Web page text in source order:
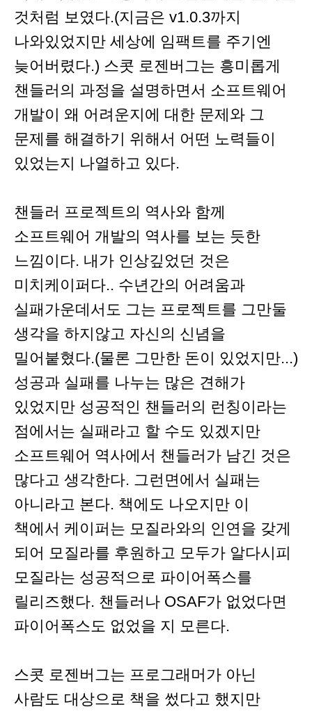
것처럼 보였다.(지금은 v1.0.3까지
나와있었지만 세상에 임팩트를 주기엔
늦어버렸다.) 스콧 로젠버그는 흥미롭게
챈들러의 과정을 설명하면서 소프트웨어
개발이 왜 어려운지에 대한 문제와 그
문제를 해결하기 위해서 어떤 노력들이
있었는지 나열하고 있다.
챈들러 프로젝트의 역사와 함께
소프트웨어 개발의 역사를 보는 듯한
느낌이다. 내가 인상깊었던 것은
미치케이퍼다.. 수년간의 어려움과
실패가운데서도 그는 프로젝트를 그만둘
생각을 하지않고 자신의 신념을
밀어붙혔다.(물론 그만한 돈이 있었지만...)
성공과 실패를 나누는 많은 견해가
있었지만 성공적인 챈들러의 런칭이라는
점에서는 실패라고 할 수도 있겠지만
소프트웨어 역사에서 챈들러가 남긴 것은
많다고 생각한다. 그런면에서 실패는
아니라고 본다. 책에도 나오지만 이
책에서 케이퍼는 모질라와의 인연을 갖게
되어 모질라를 후원하고 모두가 알다시피
모질라는 성공적으로 파이어폭스를
릴리즈했다. 챈들러나 OSAF가 없었다면
파이어폭스도 없었을 지 모른다.
스콧 로젠버그는 프로그래머가 아닌
사람도 대상으로 책을 썼다고 했지만